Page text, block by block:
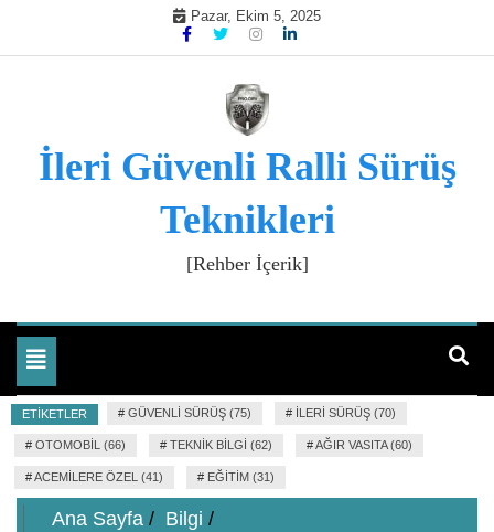
Pazar, Ekim 5, 2025
İleri Güvenli Ralli Sürüş
Teknikleri
[Rehber İçerik]
Toggle
navigation
ETIKETLER # GÜVENLI SÜRÜŞ (75) # İLERI SÜRÜŞ (70)
# OTOMOBIL (66) # TEKNIK BILGI (62) #AĞIR VASITA (60)
#ACEMILERE ÖZEL (41) # EĞITIM (31)
Ana Sayfa
Bilgi